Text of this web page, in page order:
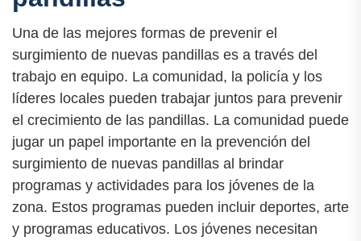
Una de las mejores formas de prevenir el
surgimiento de nuevas pandillas es a través del
trabajo en equipo. La comunidad, la policía y los
líderes locales pueden trabajar juntos para prevenir
el crecimiento de las pandillas. La comunidad puede
jugar un papel importante en la prevención del
surgimiento de nuevas pandillas al brindar
programas y actividades para los jóvenes de la
zona. Estos programas pueden incluir deportes, arte
y programas educativos. Los jóvenes necesitan